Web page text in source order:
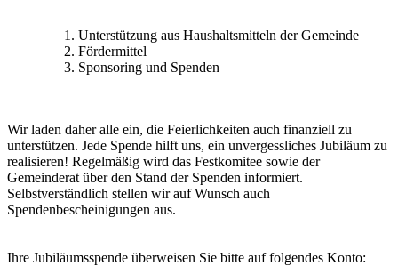
Unterstützung aus Haushaltsmitteln der Gemeinde
Fördermittel
Sponsoring und Spenden‎
Wir laden daher alle ein, die Feierlichkeiten auch finanziell zu
unterstützen. Jede Spende hilft uns, ein unvergessliches Jubiläum zu
realisieren! Regelmäßig wird das Festkomitee sowie der
Gemeinderat über den Stand der Spenden informiert.
Selbstverständlich stellen wir auf Wunsch auch
Spendenbescheinigungen aus.
Ihre Jubiläumsspende überweisen Sie bitte auf folgendes Konto: